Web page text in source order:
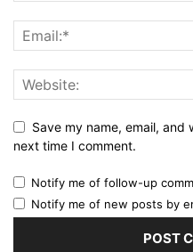
Save my name, email,
next time I comment.
Notify me of follow-up
Notify me of new posts by